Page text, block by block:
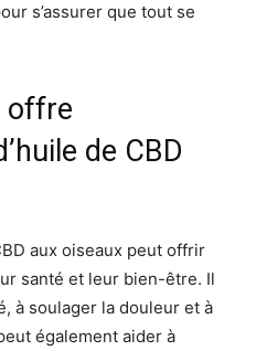
s’assurer que tout se
offre
de CBD
aux oiseaux peut offrir
santé et leur bien-être. Il
à soulager la douleur et à
également aider à